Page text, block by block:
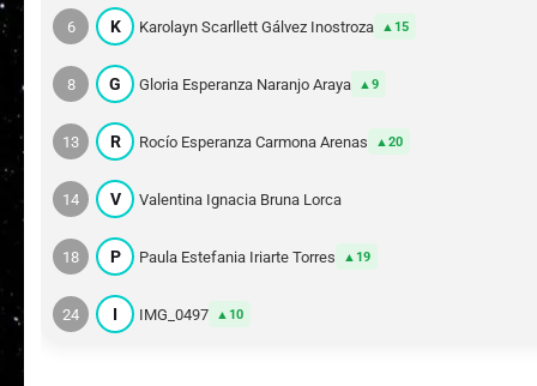
6 K Karolayn Scarllett Gálvez Inostroza 15
8 G Gloria Esperanza Naranjo Araya 9
13 R Rocío Esperanza Carmona Arenas 20
14 V Valentina Ignacia Bruna Lorca
18 P Paula Estefania Iriarte Torres 19
24 I IMG_0497 10